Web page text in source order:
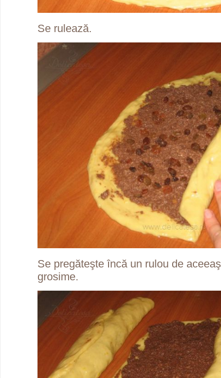
Se rulează.
Se pregăteşte încă un rulou de
grosime.